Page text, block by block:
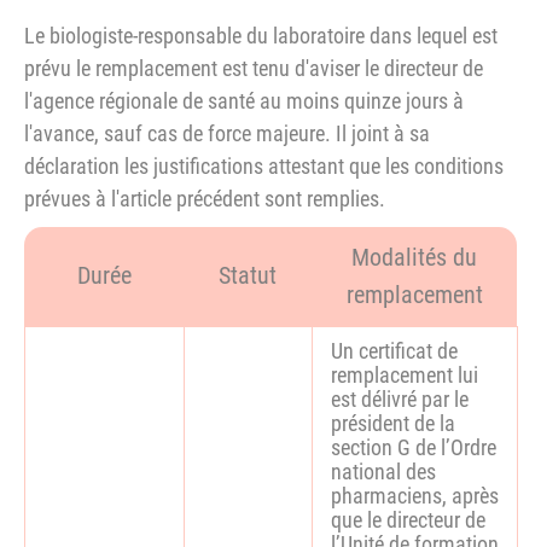
Le biologiste-responsable du laboratoire dans lequel est
prévu le remplacement est tenu d'aviser le directeur de
l'agence régionale de santé au moins quinze jours à
l'avance, sauf cas de force majeure. Il joint à sa
déclaration les justifications attestant que les conditions
prévues à l'article précédent sont remplies.
Durée Statut
Modalités du
remplacement
Un certificat de
remplacement lui
est délivré par le
président de la
section G de l’Ordre
national des
pharmaciens, après
que le directeur de